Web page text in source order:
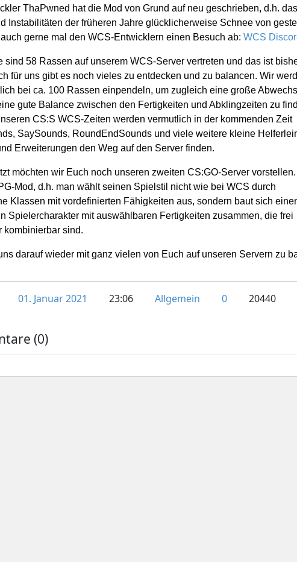
ThaPwned hat die Mod von Grund auf neu geschrieben, d.h.
Instabilitäten der früheren Jahre glücklicherweise Schnee von
auch gerne mal den WCS-Entwicklern einen Besuch ab:WCS
sind 58 Rassen auf unserem WCS-Server vertreten und das ist
für uns gibt es noch vieles zu entdecken und zu balancen. Wir
bei ca. 100 Rassen einpendeln, um zugleich eine große
gute Balance zwischen den Fertigkeiten und Abklingzeiten zu
CS:S WCS-Zeiten werden vermutlich in der kommenden Zeit
SaySounds, RoundEndSounds und viele weitere kleine
Erweiterungen den Weg auf den Server finden.
möchten wir Euch noch unseren zweiten CS:GO-Server
Mod, d.h. man wählt seinen Spielstil nicht wie bei WCS durch
Klassen mit vordefinierten Fähigkeiten aus, sondern baut sich
Spielercharakter mit auswählbaren Fertigkeiten zusammen, die frei
kombinierbar sind.
darauf wieder mit ganz vielen von Euch auf unseren Servern zu
01. Januar 2021 23:06 Allgemein 0 20440
(0)